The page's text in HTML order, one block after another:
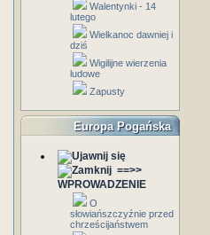
Walentynki - 14
lutego
Wielkanoc dawniej i
dziś
Wigilijne wierzenia
ludowe
Zapusty
Europa Pogańska
==>>
WPROWADZENIE
O
słowiańszczyźnie przed
chrześcijaństwem